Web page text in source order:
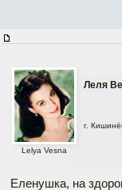
Леля
Lelya Vesna
г.
Еленушка, на